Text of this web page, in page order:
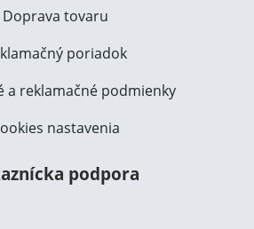
Doprava tovaru
poriadok
a reklamačné podmienky
nastavenia
podpora